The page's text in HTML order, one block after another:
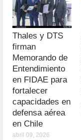
Thales y DTS
firman
Memorando de
Entendimiento
en FIDAE para
fortalecer
capacidades en
defensa aérea
en Chile
abril 09, 2026